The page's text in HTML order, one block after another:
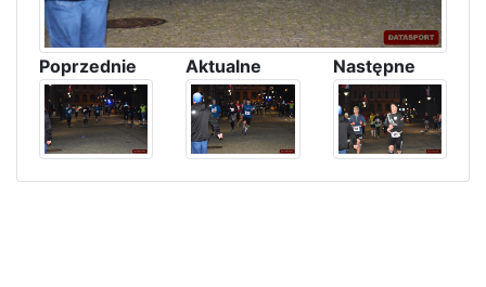
Poprzednie Aktualne Następne